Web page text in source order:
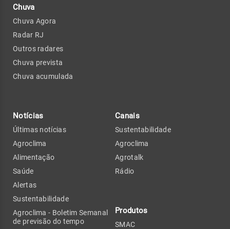
Chuva
Chuva Agora
Radar RJ
Outros radares
Chuva prevista
Chuva acumulada
Notícias
Últimas notícias
Agroclima
Alimentação
Saúde
Alertas
Sustentabilidade
Agroclima - Boletim Semanal
de previsão do tempo
Canais
Sustentabilidade
Agroclima
Agrotalk
Rádio
Produtos
SMAC